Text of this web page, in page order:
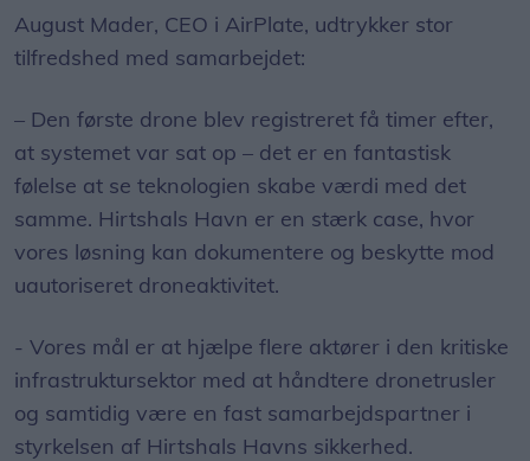
August Mader, CEO i AirPlate, udtrykker stor
tilfredshed med samarbejdet:
– Den første drone blev registreret få timer efter,
at systemet var sat op – det er en fantastisk
følelse at se teknologien skabe værdi med det
samme. Hirtshals Havn er en stærk case, hvor
vores løsning kan dokumentere og beskytte mod
uautoriseret droneaktivitet.
- Vores mål er at hjælpe flere aktører i den kritiske
infrastruktursektor med at håndtere dronetrusler
og samtidig være en fast samarbejdspartner i
styrkelsen af Hirtshals Havns sikkerhed.